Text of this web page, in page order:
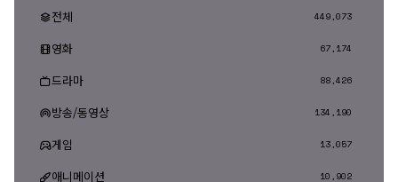
전체 449,073
영화 67,174
드라마 88,426
방송/동영상 134,190
게임 13,057
애니메이션 10,902